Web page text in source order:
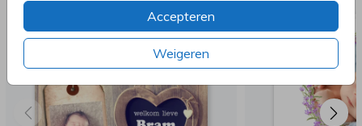
Accepteren
Weigeren